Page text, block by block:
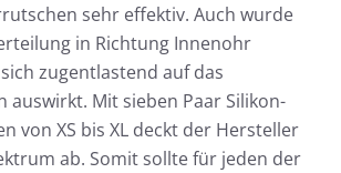
sehr effektiv. Auch wurde
in Richtung Innenohr
zugentlastend auf das
auswirkt. Mit sieben Paar Silikon-
von XS bis XL deckt der Hersteller
ab. Somit sollte für jeden der